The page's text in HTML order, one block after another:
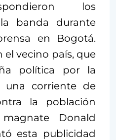
los
banda durante
en Bogotá.
vecino país, que
política por la
una corriente de
la población
Donald
esta publicidad